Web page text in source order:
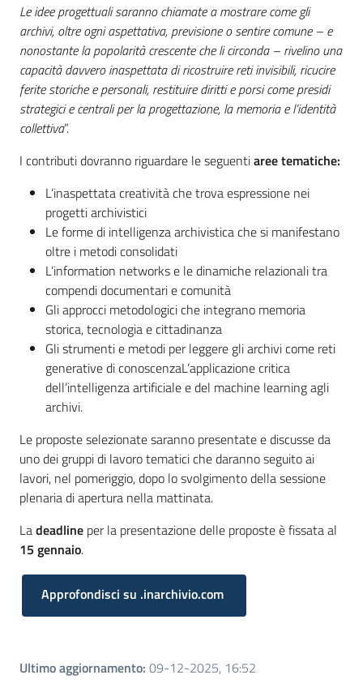
Le idee progettuali saranno chiamate a mostrare come gli
archivi, oltre ogni aspettativa, previsione o sentire comune – e
nonostante la popolarità crescente che li circonda – rivelino una
capacità davvero inaspettata di ricostruire reti invisibili, ricucire
ferite storiche e personali, restituire diritti e porsi come presidi
strategici e centrali per la progettazione, la memoria e l’identità
collettiva​”.
I contributi dovranno riguardare le seguentiaree tematiche:
L’inaspettata creatività che trova espressione nei
progetti archivistici
Le forme di intelligenza archivistica che si manifestano
oltre i metodi consolidati
L’information networks e le dinamiche relazionali tra
compendi documentari e comunità
Gli approcci metodologici che integrano memoria
storica, tecnologia e cittadinanza
Gli strumenti e metodi per leggere gli archivi come reti
generative di conoscenzaL’applicazione critica
dell’intelligenza artificiale e del machine learning agli
archivi.
Le proposte selezionate saranno presentate e discusse da
uno dei gruppi di lavoro tematici che daranno seguito ai
lavori, nel pomeriggio, dopo lo svolgimento della sessione
plenaria di apertura nella mattinata.
Ladeadline per la presentazione delle proposte è fissata al
15 gennaio.
Approfondisci su .inarchivio.com
Ultimo aggiornamento: 09-12-2025, 16:52